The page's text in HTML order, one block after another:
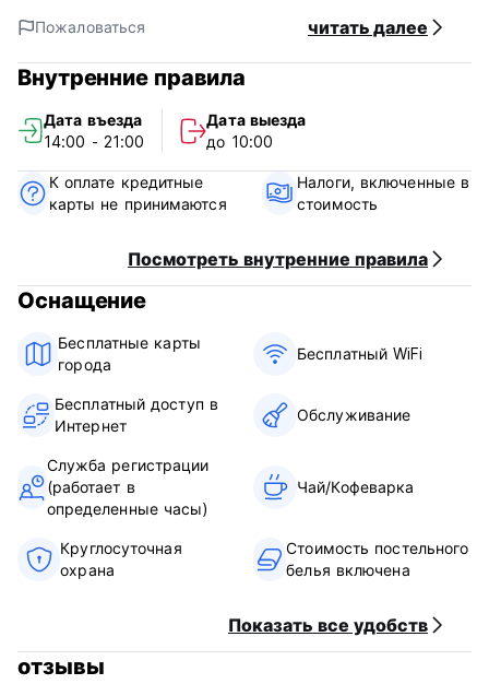
комнатами, оформленные в красивом и простом стиле. В
каждом номере также имеется телевизор с плоским
экраном, принадлежности для чая/кофе и бесплатный Wi-
Fi.
Наш замечательный персонал говорит на нескольких
языках (английском, испанском, итальянском,
французском, турецком и немецком) и всегда будет рад
вам помочь! (Auto-translated from original language)
Пожаловаться читать далее
Внутренние правила
Дата въезда
14:00 - 21:00
Дата выезда
до 10:00
К оплате кредитные
карты не принимаются
Налоги, включенные в
стоимость
Посмотреть внутренние правила
Оснащение
Бесплатные карты
города
Бесплатный WiFi
Бесплатный доступ в
Интернет
Обслуживание
Служба регистрации
(работает в
определенные часы)
Чай/Кофеварка
Круглосуточная
охрана
Стоимость постельного
белья включена
Показать все удобств
отзывы